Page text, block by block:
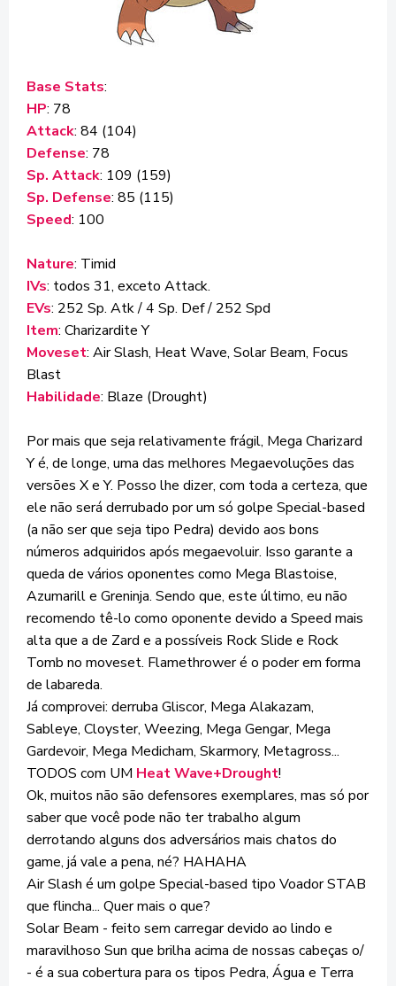
Base Stats:
HP: 78
Attack: 84 (104)
Defense: 78
Sp. Attack: 109 (159)
Sp. Defense: 85 (115)
Speed: 100
Nature: Timid
IVs: todos 31, exceto Attack.
EVs: 252 Sp. Atk / 4 Sp. Def / 252 Spd
Item: Charizardite Y
Moveset: Air Slash, Heat Wave, Solar Beam, Focus
Blast
Habilidade: Blaze (Drought)
Por mais que seja relativamente frágil, Mega Charizard
Y é, de longe, uma das melhores Megaevoluções das
versões X e Y. Posso lhe dizer, com toda a certeza, que
ele não será derrubado por um só golpe Special-based
(a não ser que seja tipo Pedra) devido aos bons
números adquiridos após megaevoluir. Isso garante a
queda de vários oponentes como Mega Blastoise,
Azumarill e Greninja. Sendo que, este último, eu não
recomendo tê-lo como oponente devido a Speed mais
alta que a de Zard e a possíveis Rock Slide e Rock
Tomb no moveset. Flamethrower é o poder em forma
de labareda.
Já comprovei: derruba Gliscor, Mega Alakazam,
Sableye, Cloyster, Weezing, Mega Gengar, Mega
Gardevoir, Mega Medicham, Skarmory, Metagross...
TODOS com UM Heat Wave+Drought!
Ok, muitos não são defensores exemplares, mas só por
saber que você pode não ter trabalho algum
derrotando alguns dos adversários mais chatos do
game, já vale a pena, né? HAHAHA
Air Slash é um golpe Special-based tipo Voador STAB
que flincha... Quer mais o que?
Solar Beam - feito sem carregar devido ao lindo e
maravilhoso Sun que brilha acima de nossas cabeças o/
- é a sua cobertura para os tipos Pedra, Água e Terra